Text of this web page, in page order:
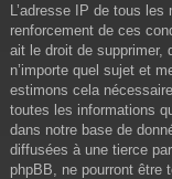
L’adresse IP de tous les
renforcement de ces
ait le droit de supprimer,
n’importe quel sujet et
estimons cela
toutes les informations
dans notre base de
diffusées à une tierce
phpBB, ne pourront être